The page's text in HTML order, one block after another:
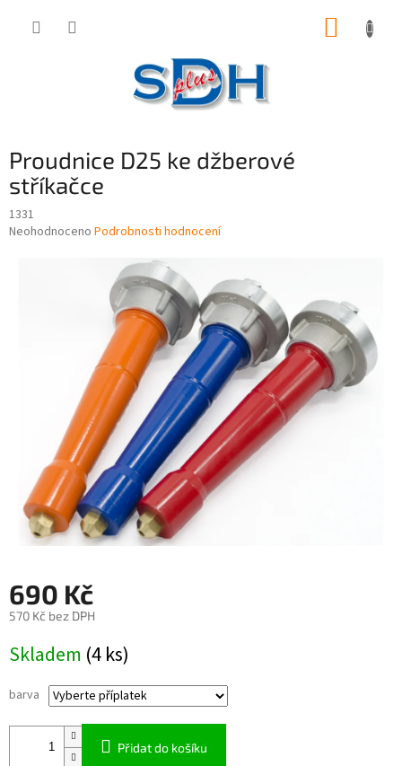
Proudnice D25 ke džberové
stříkačce
1331
Průměrné
Neohodnoceno Podrobnosti hodnocení
690 Kč
570 Kč bez DPH
cena:
Skladem (4 ks)
barva
Přidat do košíku